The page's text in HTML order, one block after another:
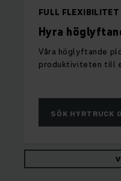
FULL FLEXIBILITET
Hyra
Våra höglyftande
produktiviteten till
SÖK HYRTRUCK